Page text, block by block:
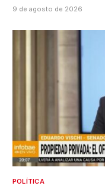
9 de agosto de 2026
POLÍTICA